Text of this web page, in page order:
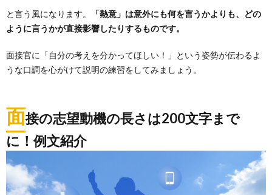
と言う風になります。
「熱意」は意外にも何を言うかよりも、どの
ように言うかが直接影響したりするものです。
面接官に「自分の考えを分かってほしい！」という姿勢が伝わるよ
うな口調を心がけて説明の練習をしてみましょう。
面接の志望動機の長さは200文字まで
に！例文紹介